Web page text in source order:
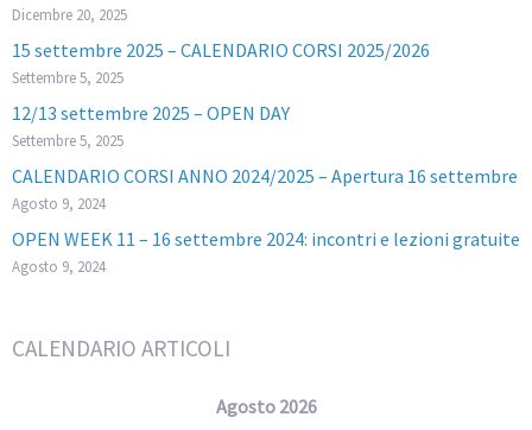
Dicembre 20, 2025
15 settembre 2025 – CALENDARIO CORSI 2025/2026
Settembre 5, 2025
12/13 settembre 2025 – OPEN DAY
Settembre 5, 2025
CALENDARIO CORSI ANNO 2024/2025 – Apertura 16 settembre
Agosto 9, 2024
OPEN WEEK 11 – 16 settembre 2024: incontri e lezioni gratuite
Agosto 9, 2024
CALENDARIO ARTICOLI
Agosto 2026